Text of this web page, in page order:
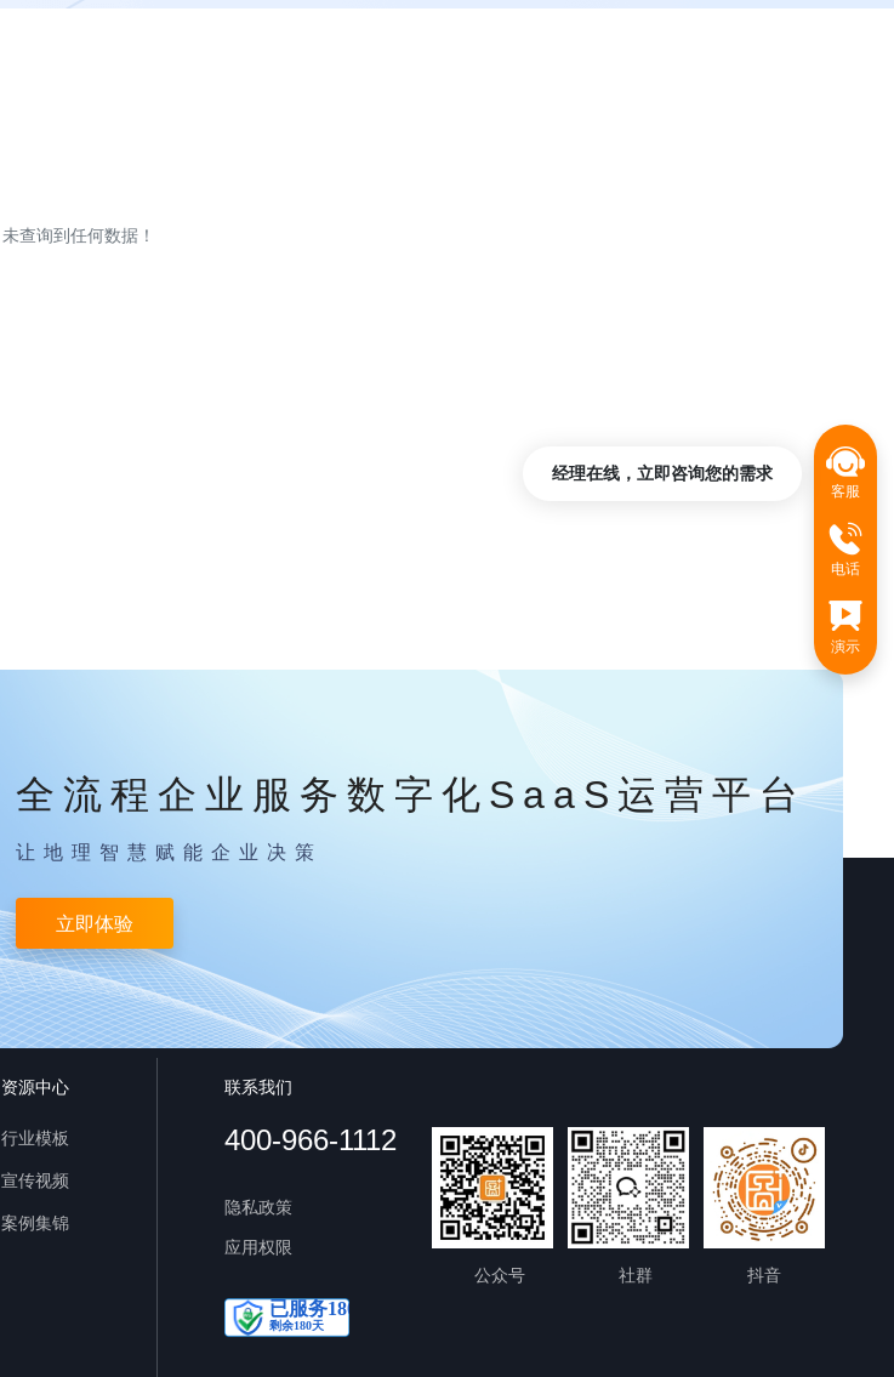
未查询到任何数据！
全流程企业服务数字化SaaS运营平台
让地理智慧赋能企业决策
立即体验
资源中心
行业模板
宣传视频
案例集锦
联系我们
400-966-1112
隐私政策
应用权限
公众号
社群 抖音
客服
电话
演示
经理在线，立即咨询您的需求